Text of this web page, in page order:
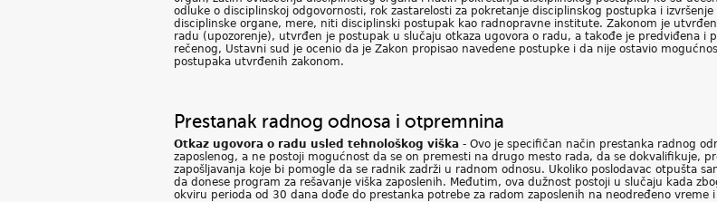
odluke o disciplinskoj odgovornosti, rok zastarelosti za pokretanje disciplinskog postupka i
disciplinske organe, mere, niti disciplinski postupak kao radnopravne institute. Zakonom je
radu (upozorenje), utvrđen je postupak u slučaju otkaza ugovora o radu, a takođe je predviđena i
rečenog, Ustavni sud je ocenio da je Zakon propisao navedene postupke i da nije ostavio
postupaka utvrđenih zakonom.
Prestanak radnog odnosa i otpremnina
Otkaz ugovora o radu usled tehnološkog viška - Ovo je specifičan način prestanka radnog
zaposlenog, a ne postoji mogućnost da se on premesti na drugo mesto rada, da se dokvalifikuje,
zapošljavanja koje bi pomogle da se radnik zadrži u radnom odnosu. Ukoliko poslodavac otpušta
da donese program za rešavanje viška zaposlenih. Međutim, ova dužnost postoji u slučaju kada
okviru perioda od 30 dana dođe do prestanka potrebe za radom zaposlenih na neodređeno vreme